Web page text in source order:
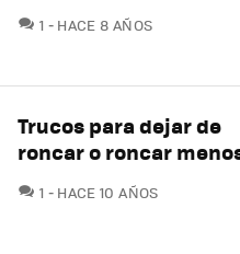
1 COMENTARIOS
HACE 8 AÑOS
Trucos para dejar de
roncar o roncar
1 COMENTARIOS
HACE 10 AÑOS